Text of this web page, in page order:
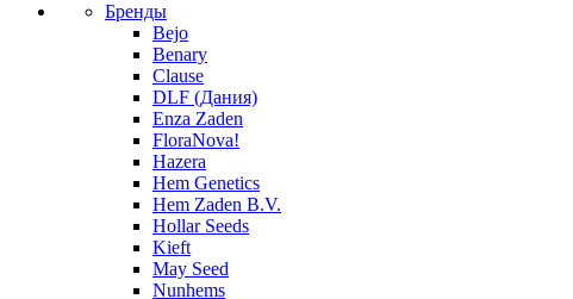
Бренды
Bejo
Benary
Clause
DLF (Дания)
Enza Zaden
FloraNova!
Hazera
Hem Genetics
Hem Zaden B.V.
Hollar Seeds
Kieft
May Seed
Nunhems